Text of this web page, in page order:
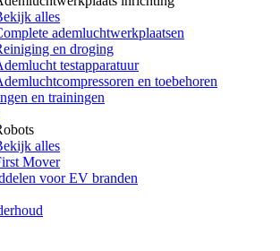
alles
ademluchtwerkplaatsen
en droging
testapparatuur
en toebehoren
en trainingen
alles
Mover
voor EV branden